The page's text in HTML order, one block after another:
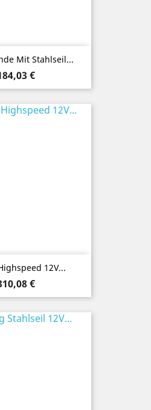
Mit Stahlseil...
€
12V...
€